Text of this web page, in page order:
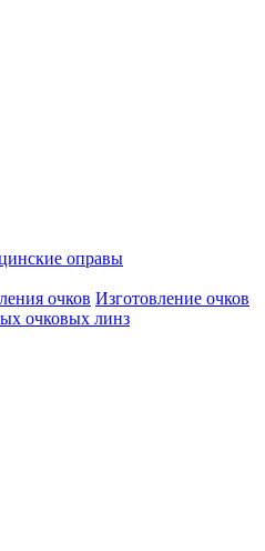
оправы
очков Изготовление очков
очковых линз